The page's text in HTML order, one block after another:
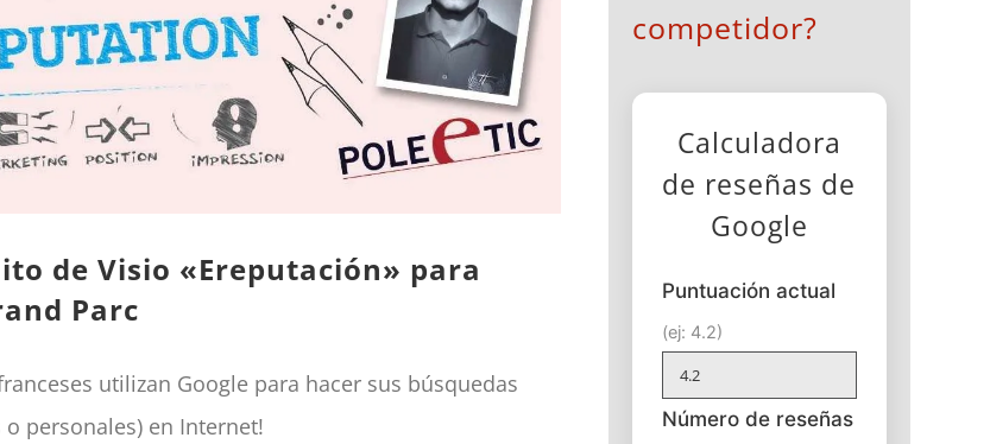
de Visio «Ereputación» para
Parc
utilizan Google para hacer sus búsquedas
personales) en Internet!
competidor?
Calculadora
de reseñas de
Google
Puntuación actual
(ej: 4.2)
Número de reseñas